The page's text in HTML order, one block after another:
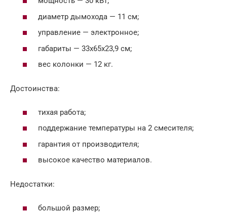
диаметр дымохода — 11 см;
управление — электронное;
габариты — 33х65х23,9 см;
вес колонки — 12 кг.
Достоинства:
тихая работа;
поддержание температуры на 2 смесителя;
гарантия от производителя;
высокое качество материалов.
Недостатки:
большой размер;